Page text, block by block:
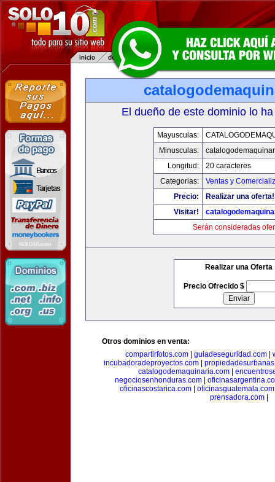
El dueño de este dominio lo
Mayusculas:
Minusculas:
Longitud:
20 caracteres
Categorias:
Ventas y
Precio:
Realizar una oferta!
Visitar!
Serán consideradas
Realizar una Oferta
Precio Ofrecido $
Otros dominios en venta:
compartirfotos.com| guiadeseguridad.com|
incubadoradeproyectos.com
catalogodemaquinaria.com|
negociosenhonduras.com
oficinascostarica.com
oficinasguatemala.com
prensadora.com|